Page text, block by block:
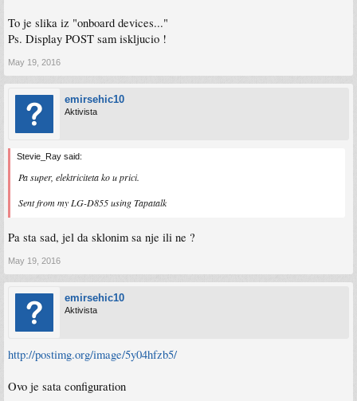
To je slika iz "onboard devices..."
Ps. Display POST sam iskljucio !
May 19, 2016
emirsehic10
Aktivista
Stevie_Ray said:
Pa super, elektriciteta ko u prici.
Sent from my LG-D855 using Tapatalk
Pa sta sad, jel da sklonim sa nje ili ne ?
May 19, 2016
emirsehic10
Aktivista
http://postimg.org/image/5y04hfzb5/
Ovo je sata configuration